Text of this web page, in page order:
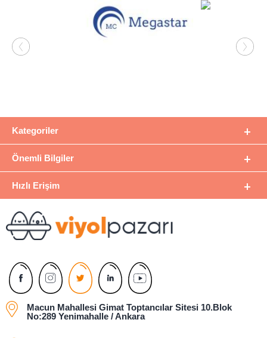
Kategoriler
Önemli Bilgiler
Hızlı Erişim
Macun Mahallesi Gimat Toptancılar Sitesi 10.Blok
No:289 Yenimahalle / Ankara